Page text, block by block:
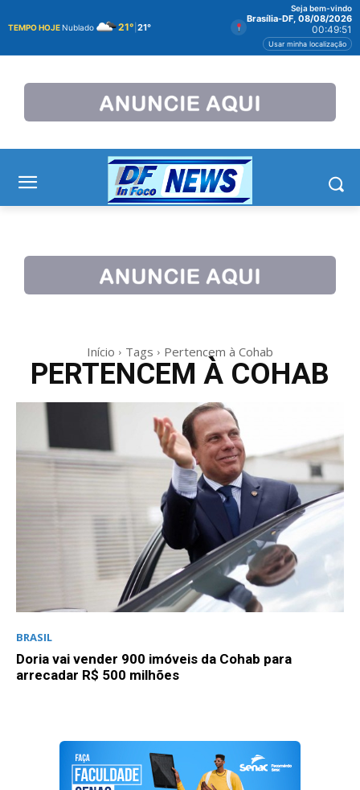
TEMPO HOJENublado 21° 21°
Seja bem-vindo
Brasília-DF, 08/08/2026
00:49:51
Usar minha localização
Início Tags Pertencem à Cohab
PERTENCEM À COHAB
BRASIL
Doria vai vender 900 imóveis da Cohab para
arrecadar R$ 500 milhões